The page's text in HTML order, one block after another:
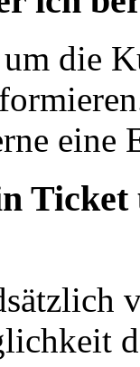
die
Ticket